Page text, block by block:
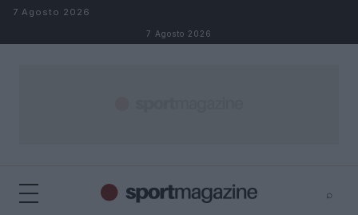
Salta al contenuto
7 Agosto 2026
7 Agosto 2026
⌕